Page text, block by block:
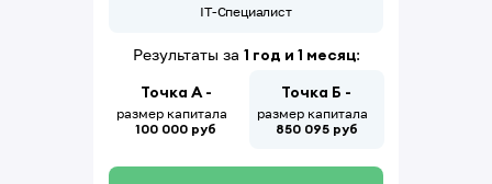
IT-Специалист
Результаты за 1 год и 1 месяц:
Точка А - Точка Б -
размер капитала
100 000 руб
размер капитала
850 095 руб